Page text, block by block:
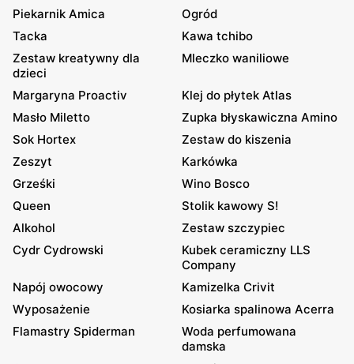
Piekarnik Amica
Ogród
Tacka
Kawa tchibo
Zestaw kreatywny dla
dzieci
Mleczko waniliowe
Margaryna Proactiv
Klej do płytek Atlas
Masło Miletto
Zupka błyskawiczna Amino
Sok Hortex
Zestaw do kiszenia
Zeszyt
Karkówka
Grześki
Wino Bosco
Queen
Stolik kawowy S!
Alkohol
Zestaw szczypiec
Cydr Cydrowski
Kubek ceramiczny LLS
Company
Napój owocowy
Kamizelka Crivit
Wyposażenie
Kosiarka spalinowa Acerra
Flamastry Spiderman
Woda perfumowana
damska